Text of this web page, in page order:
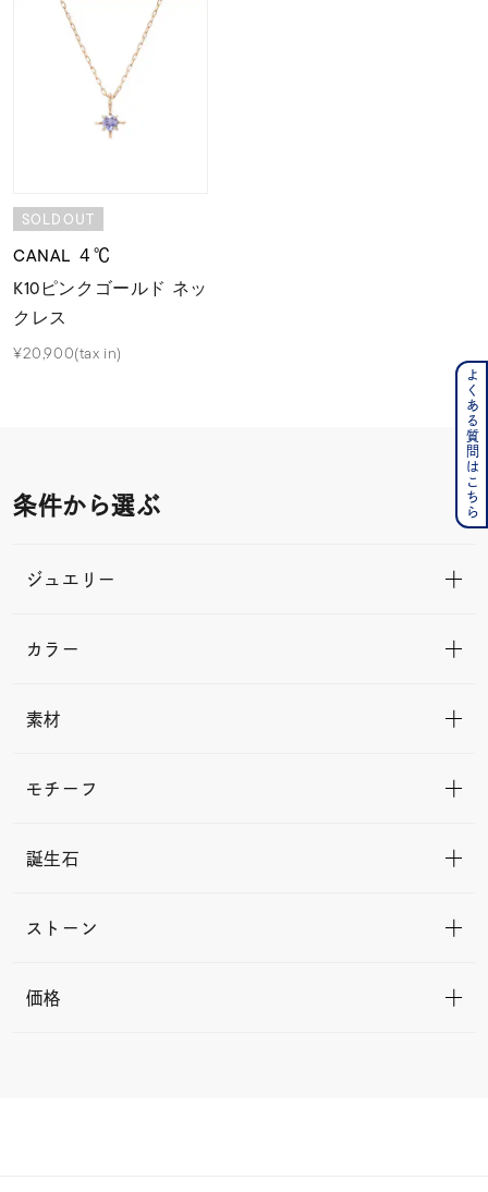
SOLDOUT
CANAL ４℃
K10ピンクゴールド ネッ
クレス
¥20,900(tax in)
条件から選ぶ
ジュエリー
カラー
素材
モチーフ
誕生石
ストーン
価格
よくある質問はこちら